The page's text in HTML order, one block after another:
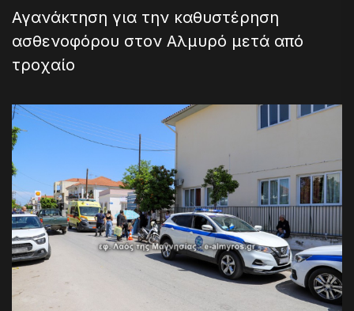
Αγανάκτηση για την καθυστέρηση
ασθενοφόρου στον Αλμυρό μετά από
τροχαίο